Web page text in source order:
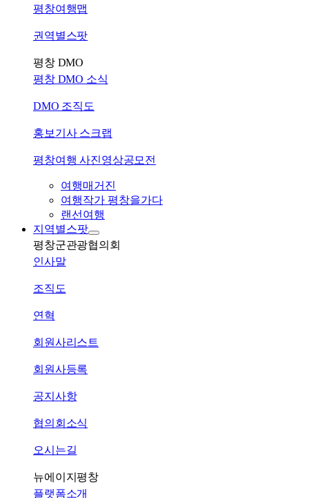
평창여행맵
권역별스팟
평창 DMO
평창 DMO 소식
DMO 조직도
홍보기사 스크랩
평창여행 사진영상공모전
여행매거진
여행작가 평창을가다
랜선여행
지역별스팟
평창군관광협의회
인사말
조직도
연혁
회원사리스트
회원사등록
공지사항
협의회소식
오시는길
뉴에이지평창
플랫폼소개